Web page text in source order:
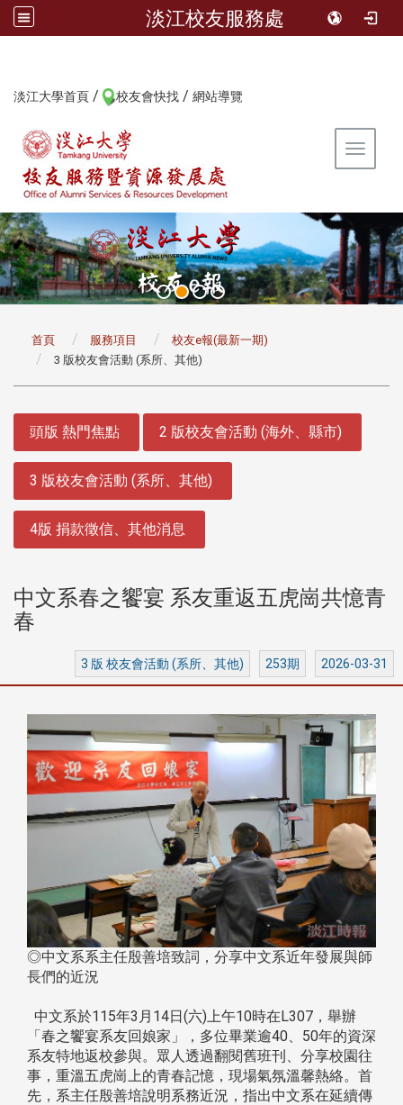
淡江校友服務處
淡江大學首頁 / 校友會快找 / 網站導覽
Toggle
首頁 服務項目
校友e報(最新一期)
3 版校友會活動 (系所、其他)
頭版 熱門焦點 2 版校友會活動 (海外、縣市)
3 版校友會活動 (系所、其他)
4版 捐款徵信、其他消息
中文系春之饗宴 系友重返五虎崗共憶青
春
3 版 校友會活動 (系所、其他) 253期 2026-03-31
◎中文系系主任殷善培致詞，分享中文系近年發展與師
長們的近況
中文系於115年3月14日(六)上午10時在L307，舉辦
「春之饗宴系友回娘家」，多位畢業逾40、50年的資深
系友特地返校參與。眾人透過翻閱舊班刊、分享校園往
事，重溫五虎崗上的青春記憶，現場氣氛溫馨熱絡。首
先，系主任殷善培說明系務近況，指出中文系在延續傳